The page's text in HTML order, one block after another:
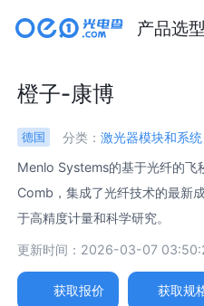
产品选
橙子-康博
德国 分类： 激光器模块和系统
Menlo Systems的基于光纤的
Comb，集成了光纤技术的最新
于高精度计量和科学研究。
更新时间：2026-03-07
获取报价 获取规